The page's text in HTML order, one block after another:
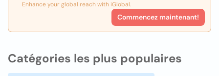
Enhance your global reach with iGlobal.
Commencez maintenant!
Catégories les plus populaires